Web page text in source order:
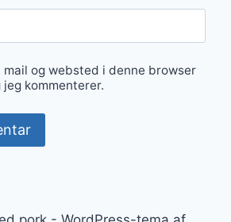
mail og websted i denne browser
kommenterer.